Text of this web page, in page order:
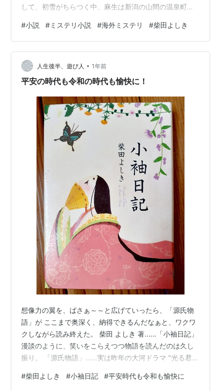
して、初雪がちらつく中、麻生は新潟の山間の温泉町に
の町の有力者から資金を受けていたという男が失踪し、
直後、宿の女将が何者かに殴られ重傷を負った。この町
で何が起きているのか？ そして、動揺する麻生の前に、
妻を連れ去った男ーー山内練が現れたーーー。≫ 随分久
しぶりの柴田作品ですね・・・ と思ったら、『聖なる黒
#小説 #ミステリ小説 #海外ミステリ #柴田よしき
人生後半、遊び人 • 1年前
平安の時代も令和の時代も愉快に！
想像力の翼を、ばさぁ～～と広げていったら、「源氏物
語」が ここまで奥深く、納得できるんだなぁと、ワクワ
クしながら読み終えた。 柴田 よしき 著‥‥‥「小袖日記」
漫談のように、笑いをこらえつつ物語を読んだのは久し
振り。 「源氏物語」‥‥‥実は昨年の大河ドラマ "光る君
じゃない、身分の違いや男尊女卑に、う～～んと唸りな
#柴田よしき #小袖日記 #平安時代も令和も愉快に